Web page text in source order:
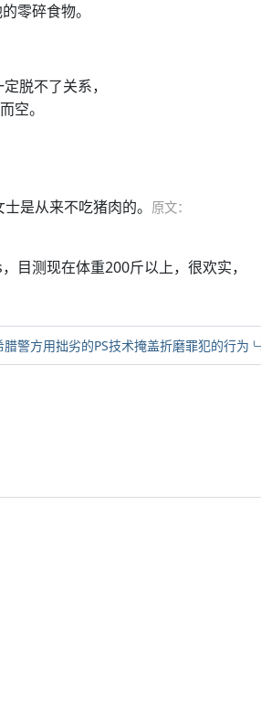
零碎食物。
脱不了关系，
空。
是从来不吃猪肉的。 原文：
目测现在体重200斤以上，很欢实，
腊警方用拙劣的PS技术掩盖折磨罪犯的行为